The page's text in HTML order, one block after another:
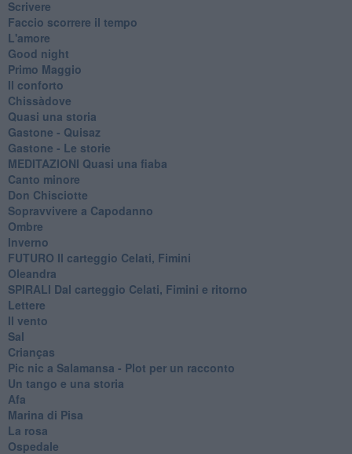
Scrivere
Faccio scorrere il tempo
L'amore
Good night
Primo Maggio
Il conforto
Chissàdove
Quasi una storia
Gastone - Quisaz
Gastone - Le storie
MEDITAZIONI Quasi una fiaba
Canto minore
Don Chisciotte
Sopravvivere a Capodanno
Ombre
Inverno
FUTURO Il carteggio Celati, Fimini
Oleandra
SPIRALI Dal carteggio Celati, Fimini e ritorno
Lettere
Il vento
Sal
Crianças
Pic nic a Salamansa - Plot per un racconto
Un tango e una storia
Afa
Marina di Pisa
La rosa
Ospedale